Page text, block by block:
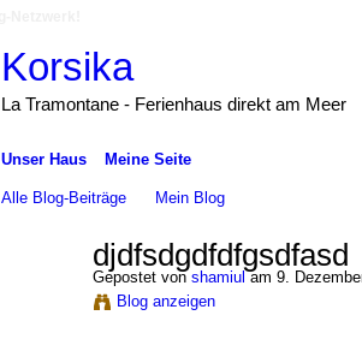
Korsika
La Tramontane - Ferienhaus direkt am Meer
Unser Haus Meine Seite
Alle Blog-Beiträge Mein Blog
djdfsdgdfdfgsdfasd
Gepostet vonshamiulam 9.
Blog anzeigen